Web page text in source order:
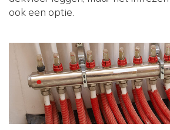
ook een optie.